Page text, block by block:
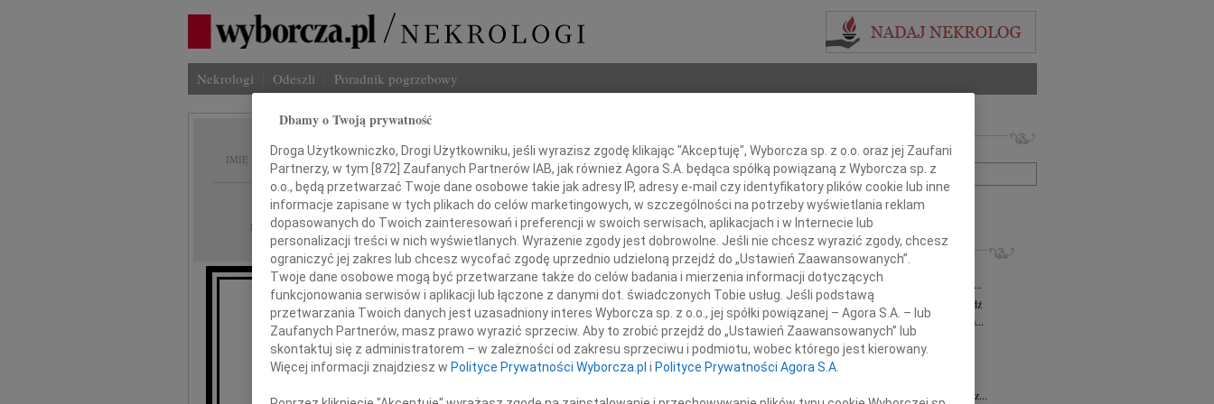
Nekrologi Odeszli Poradnik pogrzebowy
IMIĘ I NAZWISKO: Longina Trawczyńska
REGION: Łódź
DATA EMISJI: 30.10.2009
Z głębokim smutkiem zawiadamiamy,
że w dniu 29 października 2009 roku zmarła w wieku 89 lat
nasza ukochana Mama i Babcia
Imię i nazwisko lub numer ogłoszenia:
+ szukanie zaawansowane
INNE NEKROLOGI
Wanda Milan 03.08.2026Łódź
Z głębokim żalem zawiadamiamy, że dnia 29...
Tadeusz Maciaszek wiek: 73
Łódź
Z głębokim żalem zawiadamiamy, że 24 lipca...
Adam Gawryszczak 21.07.2026
W dniu 15 lipca 2026 roku odszedł nasz...
Jan Rek
W dniu 4 lipca2026 roku zmarł w Łodzi Nasz...
Dbamy o Twoją prywatność
Droga Użytkowniczko, Drogi Użytkowniku, jeśli wyrazisz zgodę klikając "Akceptuję", Wyborcza sp. z o.o. oraz jej Zaufani
Partnerzy, w tym [872] Zaufanych Partnerów IAB, jak również Agora S.A. będąca spółką powiązaną z Wyborcza sp. z
o.o., będą przetwarzać Twoje dane osobowe takie jak adresy IP, adresy e-mail czy identyfikatory plików cookie lub inne
informacje zapisane w tych plikach do celów marketingowych, w szczególności na potrzeby wyświetlania reklam
dopasowanych do Twoich zainteresowań i preferencji w swoich serwisach, aplikacjach i w Internecie lub
personalizacji treści w nich wyświetlanych. Wyrażenie zgody jest dobrowolne. Jeśli nie chcesz wyrazić zgody, chcesz
ograniczyć jej zakres lub chcesz wycofać zgodę uprzednio udzieloną przejdź do „Ustawień Zaawansowanych”.
Twoje dane osobowe mogą być przetwarzane także do celów badania i mierzenia informacji dotyczących
funkcjonowania serwisów i aplikacji lub łączone z danymi dot. świadczonych Tobie usług. Jeśli podstawą
przetwarzania Twoich danych jest uzasadniony interes Wyborcza sp. z o.o., jej spółki powiązanej – Agora S.A. – lub
Zaufanych Partnerów, masz prawo wyrazić sprzeciw. Aby to zrobić przejdź do „Ustawień Zaawansowanych” lub
skontaktuj się z administratorem – w zależności od zakresu sprzeciwu i podmiotu, wobec którego jest kierowany.
Więcej informacji znajdziesz w Polityce Prywatności Wyborcza.pl i Polityce Prywatności Agora S.A.